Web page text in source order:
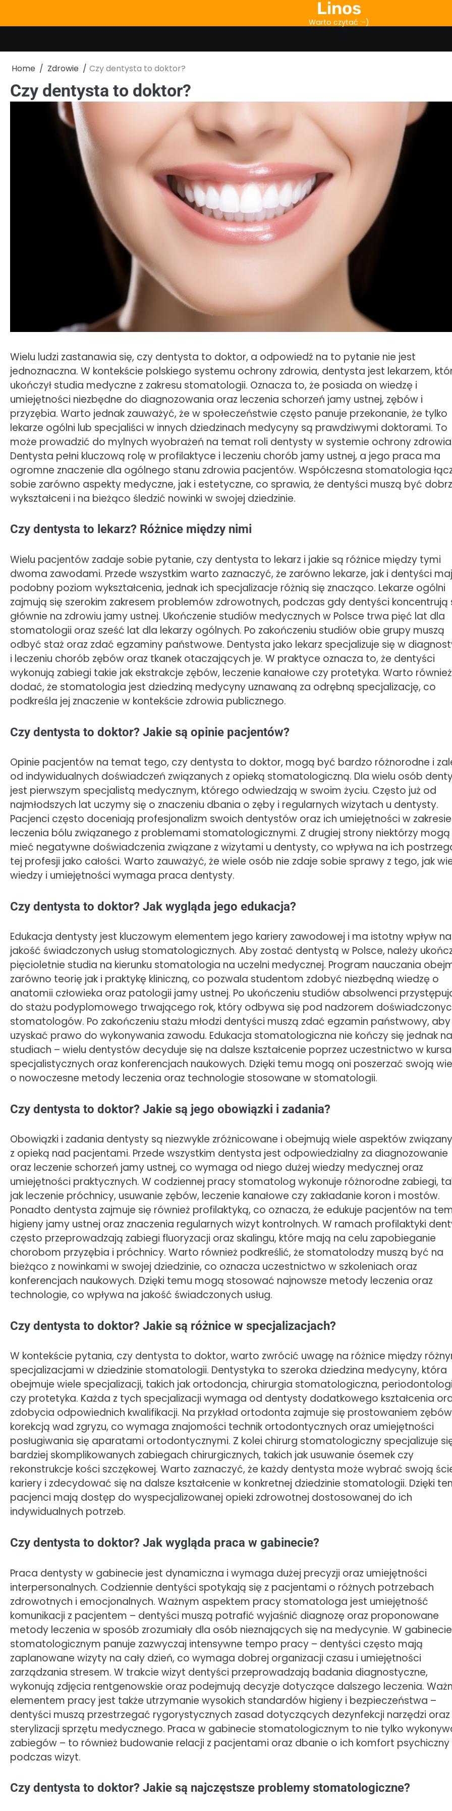
content
Linos
Warto czytać :-)
Home Zdrowie Czy dentysta to doktor?
Czy dentysta to doktor?
Wielu ludzi zastanawia się, czy dentysta to doktor, a odpowiedź na to pytanie nie jest
jednoznaczna. W kontekście polskiego systemu ochrony zdrowia, dentysta jest lekarzem,
ukończył studia medyczne z zakresu stomatologii. Oznacza to, że posiada on wiedzę i
umiejętności niezbędne do diagnozowania oraz leczenia schorzeń jamy ustnej, zębów i
przyzębia. Warto jednak zauważyć, że w społeczeństwie często panuje przekonanie, że tylko
lekarze ogólni lub specjaliści w innych dziedzinach medycyny są prawdziwymi doktorami. To
może prowadzić do mylnych wyobrażeń na temat roli dentysty w systemie ochrony
Dentysta pełni kluczową rolę w profilaktyce i leczeniu chorób jamy ustnej, a jego praca ma
ogromne znaczenie dla ogólnego stanu zdrowia pacjentów. Współczesna stomatologia
sobie zarówno aspekty medyczne, jak i estetyczne, co sprawia, że dentyści muszą być
wykształceni i na bieżąco śledzić nowinki w swojej dziedzinie.
Czy dentysta to lekarz? Różnice między nimi
Wielu pacjentów zadaje sobie pytanie, czy dentysta to lekarz i jakie są różnice między tymi
dwoma zawodami. Przede wszystkim warto zaznaczyć, że zarówno lekarze, jak i dentyści
podobny poziom wykształcenia, jednak ich specjalizacje różnią się znacząco. Lekarze ogólni
zajmują się szerokim zakresem problemów zdrowotnych, podczas gdy dentyści koncentrują
głównie na zdrowiu jamy ustnej. Ukończenie studiów medycznych w Polsce trwa pięć lat dla
stomatologii oraz sześć lat dla lekarzy ogólnych. Po zakończeniu studiów obie grupy muszą
odbyć staż oraz zdać egzaminy państwowe. Dentysta jako lekarz specjalizuje się w
i leczeniu chorób zębów oraz tkanek otaczających je. W praktyce oznacza to, że dentyści
wykonują zabiegi takie jak ekstrakcje zębów, leczenie kanałowe czy protetyka. Warto również
dodać, że stomatologia jest dziedziną medycyny uznawaną za odrębną specjalizację, co
podkreśla jej znaczenie w kontekście zdrowia publicznego.
Czy dentysta to doktor? Jakie są opinie pacjentów?
Opinie pacjentów na temat tego, czy dentysta to doktor, mogą być bardzo różnorodne i
od indywidualnych doświadczeń związanych z opieką stomatologiczną. Dla wielu osób
jest pierwszym specjalistą medycznym, którego odwiedzają w swoim życiu. Często już od
najmłodszych lat uczymy się o znaczeniu dbania o zęby i regularnych wizytach u dentysty.
Pacjenci często doceniają profesjonalizm swoich dentystów oraz ich umiejętności w zakresie
leczenia bólu związanego z problemami stomatologicznymi. Z drugiej strony niektórzy mogą
mieć negatywne doświadczenia związane z wizytami u dentysty, co wpływa na ich
tej profesji jako całości. Warto zauważyć, że wiele osób nie zdaje sobie sprawy z tego, jak
wiedzy i umiejętności wymaga praca dentysty.
Czy dentysta to doktor? Jak wygląda jego edukacja?
Edukacja dentysty jest kluczowym elementem jego kariery zawodowej i ma istotny wpływ na
jakość świadczonych usług stomatologicznych. Aby zostać dentystą w Polsce, należy
pięcioletnie studia na kierunku stomatologia na uczelni medycznej. Program nauczania
zarówno teorię jak i praktykę kliniczną, co pozwala studentom zdobyć niezbędną wiedzę o
anatomii człowieka oraz patologii jamy ustnej. Po ukończeniu studiów absolwenci
do stażu podyplomowego trwającego rok, który odbywa się pod nadzorem
stomatologów. Po zakończeniu stażu młodzi dentyści muszą zdać egzamin państwowy, aby
uzyskać prawo do wykonywania zawodu. Edukacja stomatologiczna nie kończy się jednak na
studiach – wielu dentystów decyduje się na dalsze kształcenie poprzez uczestnictwo w
specjalistycznych oraz konferencjach naukowych. Dzięki temu mogą oni poszerzać swoją
o nowoczesne metody leczenia oraz technologie stosowane w stomatologii.
Czy dentysta to doktor? Jakie są jego obowiązki i zadania?
Obowiązki i zadania dentysty są niezwykle zróżnicowane i obejmują wiele aspektów
z opieką nad pacjentami. Przede wszystkim dentysta jest odpowiedzialny za diagnozowanie
oraz leczenie schorzeń jamy ustnej, co wymaga od niego dużej wiedzy medycznej oraz
umiejętności praktycznych. W codziennej pracy stomatolog wykonuje różnorodne zabiegi,
jak leczenie próchnicy, usuwanie zębów, leczenie kanałowe czy zakładanie koron i mostów.
Ponadto dentysta zajmuje się również profilaktyką, co oznacza, że edukuje pacjentów na
higieny jamy ustnej oraz znaczenia regularnych wizyt kontrolnych. W ramach profilaktyki
często przeprowadzają zabiegi fluoryzacji oraz skalingu, które mają na celu zapobieganie
chorobom przyzębia i próchnicy. Warto również podkreślić, że stomatolodzy muszą być na
bieżąco z nowinkami w swojej dziedzinie, co oznacza uczestnictwo w szkoleniach oraz
konferencjach naukowych. Dzięki temu mogą stosować najnowsze metody leczenia oraz
technologie, co wpływa na jakość świadczonych usług.
Czy dentysta to doktor? Jakie są różnice w specjalizacjach?
W kontekście pytania, czy dentysta to doktor, warto zwrócić uwagę na różnice między
specjalizacjami w dziedzinie stomatologii. Dentystyka to szeroka dziedzina medycyny, która
obejmuje wiele specjalizacji, takich jak ortodoncja, chirurgia stomatologiczna,
czy protetyka. Każda z tych specjalizacji wymaga od dentysty dodatkowego kształcenia
zdobycia odpowiednich kwalifikacji. Na przykład ortodonta zajmuje się prostowaniem
korekcją wad zgryzu, co wymaga znajomości technik ortodontycznych oraz umiejętności
posługiwania się aparatami ortodontycznymi. Z kolei chirurg stomatologiczny specjalizuje
bardziej skomplikowanych zabiegach chirurgicznych, takich jak usuwanie ósemek czy
rekonstrukcje kości szczękowej. Warto zaznaczyć, że każdy dentysta może wybrać swoją
kariery i zdecydować się na dalsze kształcenie w konkretnej dziedzinie stomatologii. Dzięki
pacjenci mają dostęp do wyspecjalizowanej opieki zdrowotnej dostosowanej do ich
indywidualnych potrzeb.
Czy dentysta to doktor? Jak wygląda praca w gabinecie?
Praca dentysty w gabinecie jest dynamiczna i wymaga dużej precyzji oraz umiejętności
interpersonalnych. Codziennie dentyści spotykają się z pacjentami o różnych potrzebach
zdrowotnych i emocjonalnych. Ważnym aspektem pracy stomatologa jest umiejętność
komunikacji z pacjentem – dentyści muszą potrafić wyjaśnić diagnozę oraz proponowane
metody leczenia w sposób zrozumiały dla osób nieznających się na medycynie. W gabinecie
stomatologicznym panuje zazwyczaj intensywne tempo pracy – dentyści często mają
zaplanowane wizyty na cały dzień, co wymaga dobrej organizacji czasu i umiejętności
zarządzania stresem. W trakcie wizyt dentyści przeprowadzają badania diagnostyczne,
wykonują zdjęcia rentgenowskie oraz podejmują decyzje dotyczące dalszego leczenia.
elementem pracy jest także utrzymanie wysokich standardów higieny i bezpieczeństwa –
dentyści muszą przestrzegać rygorystycznych zasad dotyczących dezynfekcji narzędzi oraz
sterylizacji sprzętu medycznego. Praca w gabinecie stomatologicznym to nie tylko
zabiegów – to również budowanie relacji z pacjentami oraz dbanie o ich komfort psychiczny
podczas wizyt.
Czy dentysta to doktor? Jakie są najczęstsze problemy stomatologiczne?